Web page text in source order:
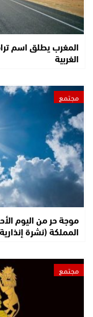
المغرب يطلق اسم
الغربية
مجتمع
موجة حر من اليوم
المملكة (نشرة
مجتمع